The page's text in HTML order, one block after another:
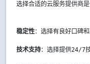
选择合适的云服务提供商
稳定性：选择有良好口碑
技术支持：选择提供24/7